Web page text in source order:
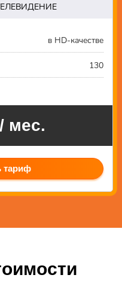
в HD-качестве
130
мес.
тариф